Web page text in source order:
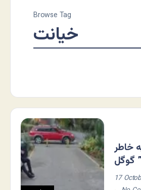
Browse Tag
خیانت
خاطر
گوگل
17